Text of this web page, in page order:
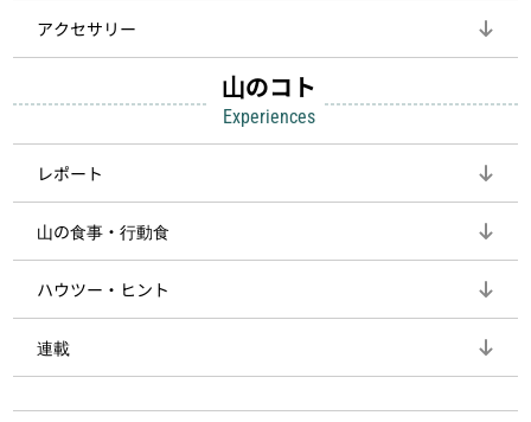
アクセサリー
山のコト
Experiences
レポート
山の食事・行動食
ハウツー・ヒント
連載